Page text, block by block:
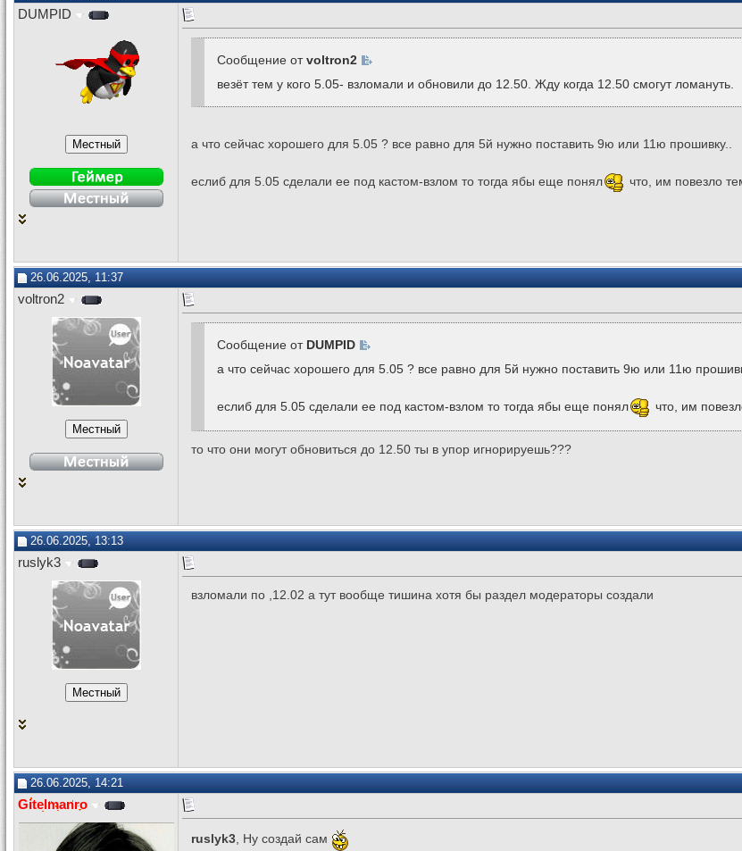
DUMPID
Сообщение отvoltron2
везёт тем у кого 5.05- взломали и обновили до 12.50. Жду когда 12.50 смогут ломануть.
а что сейчас хорошего для 5.05 ? все равно для 5й нужно поставить 9ю или 11ю прошивку..
еслиб для 5.05 сделали ее под кастом-взлом то тогда ябы еще понял что, им повезло
26.06.2025, 11:37
voltron2
Сообщение от DUMPID
а что сейчас хорошего для 5.05 ? все равно для 5й нужно поставить 9ю или 11ю
еслиб для 5.05 сделали ее под кастом-взлом то тогда ябы еще понял что, им
то что они могут обновиться до 12.50 ты в упор игнорируешь???
26.06.2025, 13:13
ruslyk3
взломали по ,12.02 а тут вообще тишина хотя бы раздел модераторы создали
26.06.2025, 14:21
Gitelmanro
ruslyk3 , Ну создай сам